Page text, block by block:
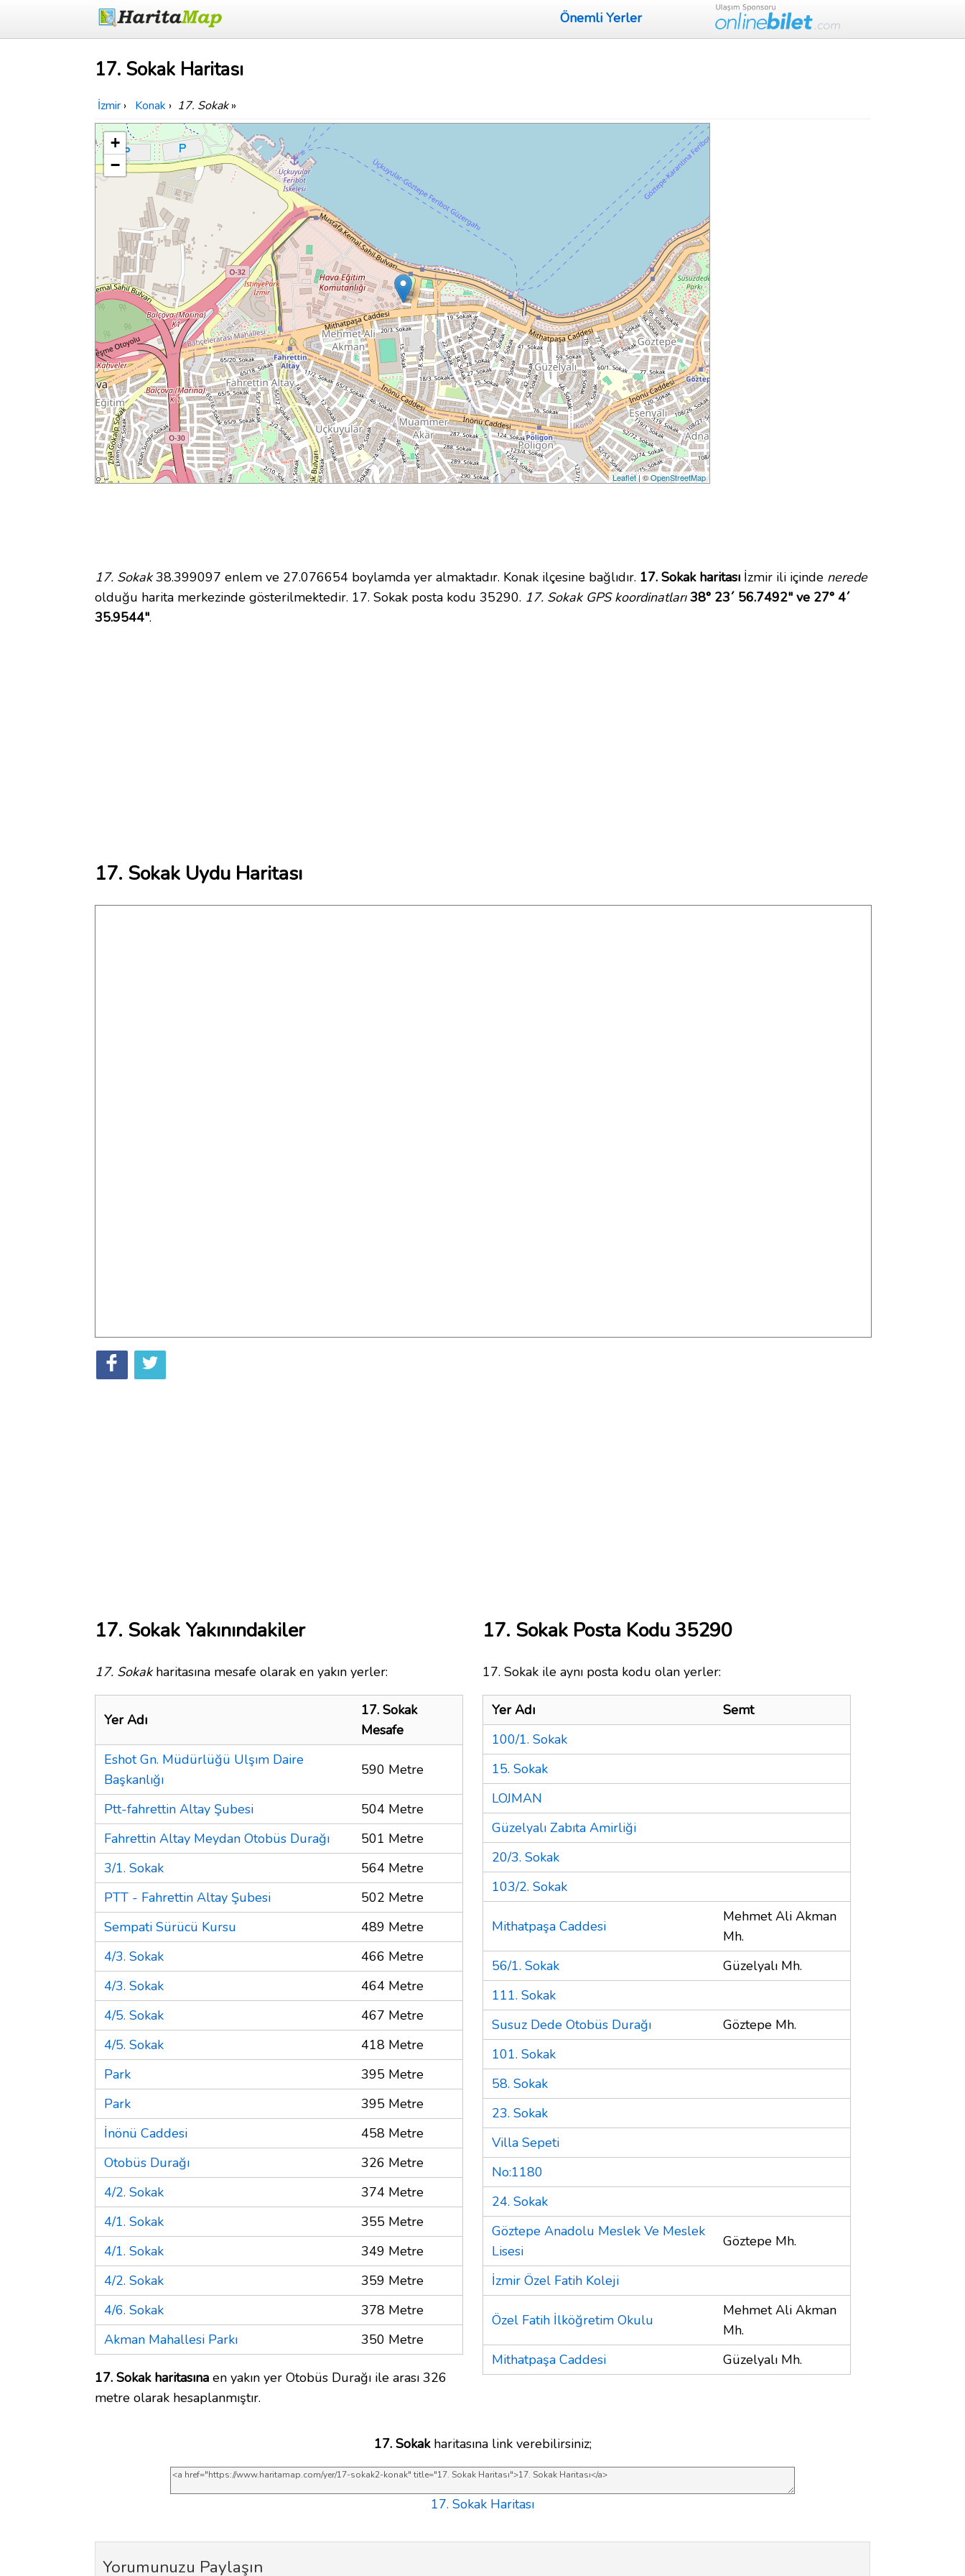
Önemli Yerler
17. Sokak Haritası
İzmir › Konak › 17. Sokak»
+
−
Leaflet| ©OpenStreetMap
17. Sokak38.399097 enlem ve 27.076654 boylamda yer almaktadır. Konak ilçesine bağlıdır. 17. Sokak haritası İzmir ili içinde nerede
olduğu harita merkezinde gösterilmektedir. 17. Sokak posta kodu 35290. 17. Sokak GPS koordinatları 38° 23´ 56.7492" ve 27° 4´
35.9544".
17. Sokak Uydu Haritası
17. Sokak Yakınındakiler
17. Sokakharitasına mesafe olarak en yakın yerler:
Yer Adı
17. Sokak
Mesafe
Eshot Gn. Müdürlüğü Ulşım Daire
Başkanlığı
590 Metre
Ptt-fahrettin Altay Şubesi
504 Metre
Fahrettin Altay Meydan Otobüs Durağı
501 Metre
3/1. Sokak
564 Metre
PTT - Fahrettin Altay Şubesi
502 Metre
Sempati Sürücü Kursu
489 Metre
4/3. Sokak
466 Metre
4/3. Sokak
464 Metre
4/5. Sokak
467 Metre
4/5. Sokak
418 Metre
Park
395 Metre
Park
395 Metre
İnönü Caddesi
458 Metre
Otobüs Durağı
326 Metre
4/2. Sokak
374 Metre
4/1. Sokak
355 Metre
4/1. Sokak
349 Metre
4/2. Sokak
359 Metre
4/6. Sokak
378 Metre
Akman Mahallesi Parkı
350 Metre
17. Sokak haritasına en yakın yer Otobüs Durağı ile arası 326
metre olarak hesaplanmıştır.
17. Sokak Posta Kodu 35290
17. Sokak ile aynı posta kodu olan yerler:
Yer Adı
Semt
100/1. Sokak
15. Sokak
LOJMAN
Güzelyalı Zabıta Amirliği
20/3. Sokak
103/2. Sokak
Mithatpaşa Caddesi
Mehmet Ali Akman
Mh.
56/1. Sokak
Güzelyalı Mh.
111. Sokak
Susuz Dede Otobüs Durağı
Göztepe Mh.
101. Sokak
58. Sokak
23. Sokak
Villa Sepeti
No:1180
24. Sokak
Göztepe Anadolu Meslek Ve Meslek
Lisesi
Göztepe Mh.
İzmir Özel Fatih Koleji
Özel Fatih İlköğretim Okulu
Mehmet Ali Akman
Mh.
Mithatpaşa Caddesi
Güzelyalı Mh.
17. Sokakharitasına link verebilirsiniz;
17. Sokak Haritası
Yorumunuzu Paylaşın